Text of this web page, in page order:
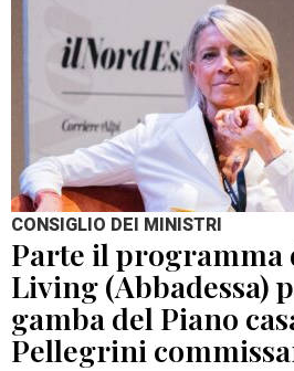
CONSIGLIO DEI MINISTRI
Parte il programma
Living (Abbadessa)
gamba del Piano
Pellegrini